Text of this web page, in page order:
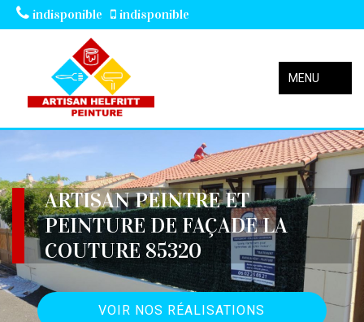
indisponible indisponible
MENU
ARTISAN PEINTRE ET
PEINTURE DE FAÇADE LA
COUTURE 85320
VOIR NOS RÉALISATIONS